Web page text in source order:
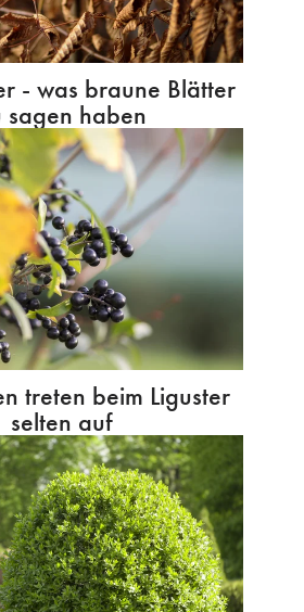
- was braune Blätter
sagen haben
treten beim Liguster
selten auf